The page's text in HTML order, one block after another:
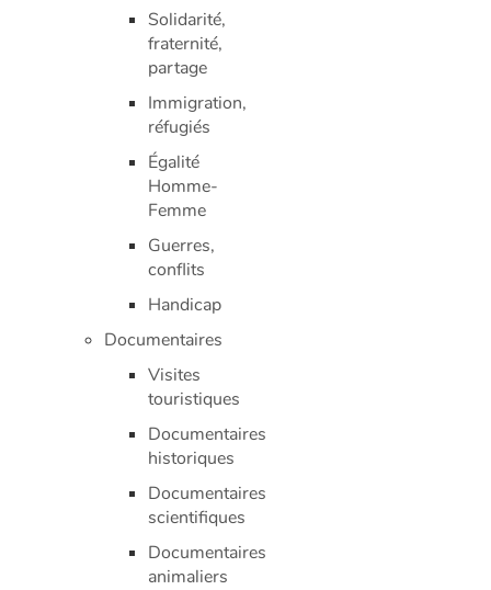
Solidarité,
fraternité,
partage
Immigration,
réfugiés
Égalité
Homme-
Femme
Guerres,
conflits
Handicap
Documentaires
Visites
touristiques
Documentaires
historiques
Documentaires
scientifiques
Documentaires
animaliers